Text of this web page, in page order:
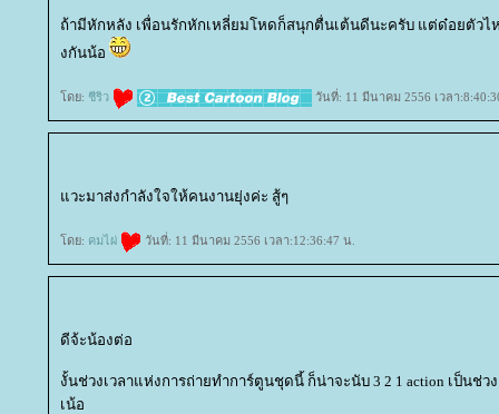
ถ้ามีหักหลัง เพื่อนรักหักเหลี่ยมโหดก็สนุกตื่นเต้นดีนะครับ แต่ด๋อยตัวไ
งกันน้อ
ดย: ชีริว วันที่: 11 มีนาคม 2556 เวลา
วะมาส่งกำลังใจให้คนงานยุ่งค่ะ สู้ๆ
ดย: คมไผ่ วันที่: 11 มีนาคม 2556 เวลา:12:36:47 น.
ดีจ้ะน้องต่อ
งั้นช่วงเวลาแห่งการถ่ายทำการ์ตูนชุดนี้ ก็น่าจะนับ 3 2 1 action เป็นช่
เน้อ